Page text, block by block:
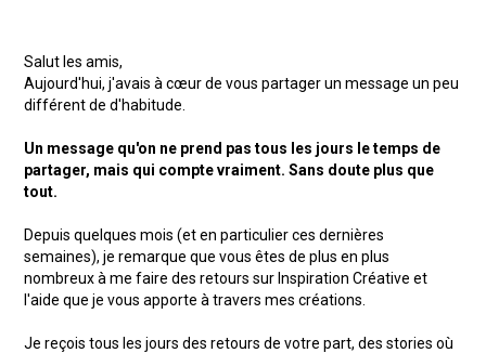
Salut les amis,
Aujourd'hui, j'avais à cœur de vous partager un message un peu
différent de d'habitude.
Un message qu'on ne prend pas tous les jours le temps de
partager, mais qui compte vraiment. Sans doute plus que
tout.
Depuis quelques mois (et en particulier ces dernières
semaines), je remarque que vous êtes de plus en plus
nombreux à me faire des retours sur Inspiration Créative et
l'aide que je vous apporte à travers mes créations.
Je reçois tous les jours des retours de votre part, des stories où